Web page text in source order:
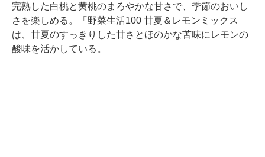
完熟した白桃と黄桃のまろやかな甘さで、季節のおいし
さを楽しめる。「野菜生活100 甘夏＆レモンミックス
は、甘夏のすっきりした甘さとほのかな苦味にレモンの
酸味を活かしている。